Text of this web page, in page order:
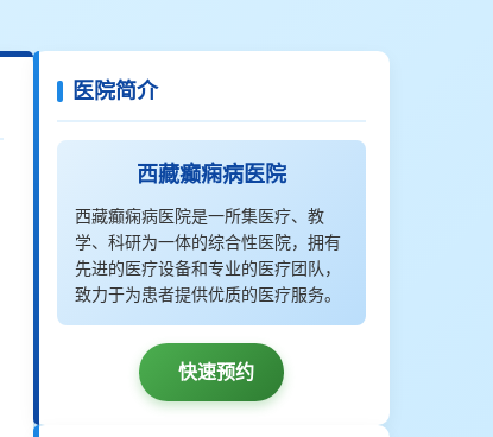
医院简介
西藏癫痫病医院
西藏癫痫病医院是一所集医疗、教
学、科研为一体的综合性医院，拥有
先进的医疗设备和专业的医疗团队，
致力于为患者提供优质的医疗服务。
快速预约